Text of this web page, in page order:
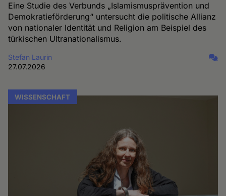
Eine Studie des Verbunds „Islamismusprävention und
Demokratieförderung“ untersucht die politische Allianz
von nationaler Identität und Religion am Beispiel des
türkischen Ultranationalismus.
Stefan Laurin
27.07.2026
WISSENSCHAFT